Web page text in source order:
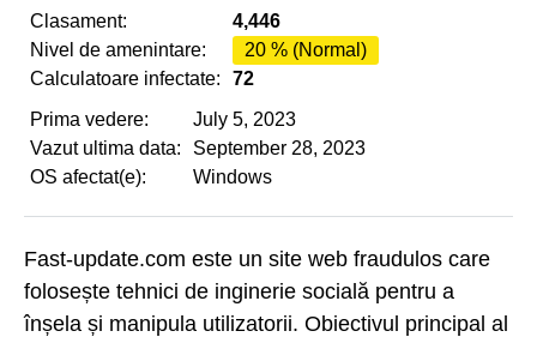
Clasament:
4,446
Nivel de amenintare:
20 % (Normal)
Calculatoare infectate:
72
Prima vedere:
July 5, 2023
Vazut ultima data:
September 28, 2023
OS afectat(e):
Windows
Fast-update.com este un site web fraudulos care
folosește tehnici de inginerie socială pentru a
înșela și manipula utilizatorii. Obiectivul principal al